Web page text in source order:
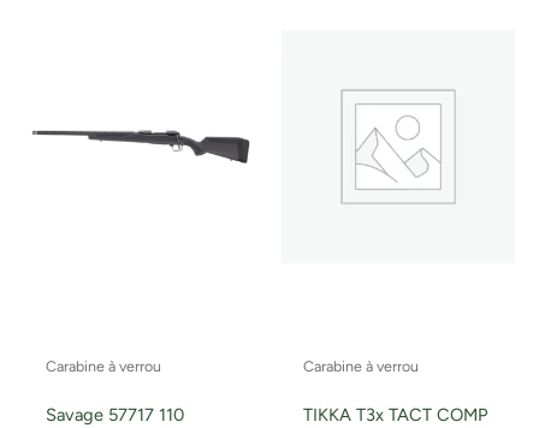
Carabine à verrou
Savage 57717 110
Carabine à verrou
TIKKA T3x TACT COMP